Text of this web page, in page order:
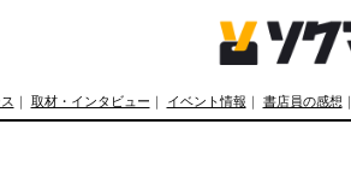
｜ 取材・インタビュー ｜ イベント情報 ｜ 書店員の感想 ｜